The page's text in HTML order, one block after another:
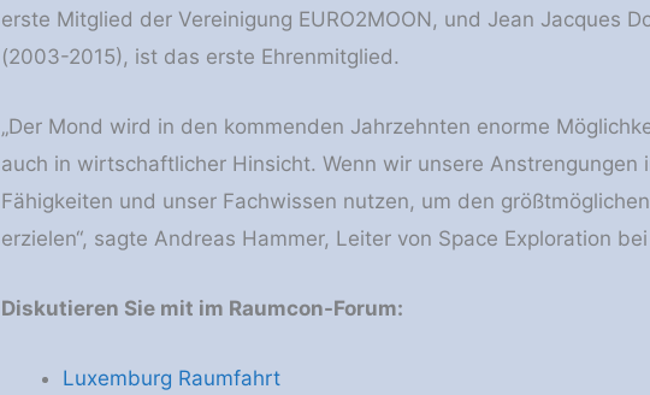
erste Mitglied der Vereinigung EURO2MOON, und Jean Jacques
(2003-2015), ist das erste Ehrenmitglied.
„Der Mond wird in den kommenden Jahrzehnten enorme
auch in wirtschaftlicher Hinsicht. Wenn wir unsere Anstrengungen
Fähigkeiten und unser Fachwissen nutzen, um den
erzielen“, sagte Andreas Hammer, Leiter von Space Exploration
Diskutieren Sie mit im Raumcon-Forum:
Luxemburg Raumfahrt